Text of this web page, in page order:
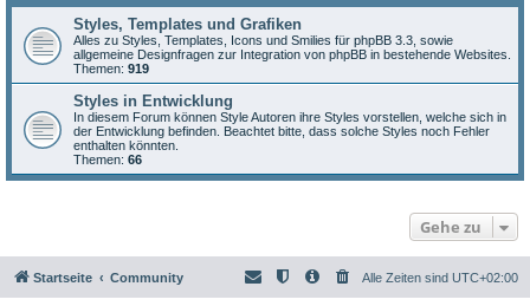
Styles, Templates und Grafiken
Alles zu Styles, Templates, Icons und Smilies für phpBB 3.3, sowie
allgemeine Designfragen zur Integration von phpBB in bestehende Websites.
Themen: 919
Styles in Entwicklung
In diesem Forum können Style Autoren ihre Styles vorstellen, welche sich in
der Entwicklung befinden. Beachtet bitte, dass solche Styles noch Fehler
enthalten könnten.
Themen: 66
Gehe zu
Startseite Community Alle Zeiten sind UTC+02:00